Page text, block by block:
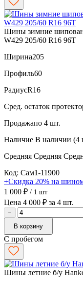
Шины зимние
W429 205/60 R16 96T
Ширина205
Профиль60
РадиусR16
Сред. остаток
Продажапо 4 шт.
Наличие В наличии (4
Средняя Средняя
Код: Сам1-11900
+Скидка 20% на
1 000 ₽ / 1 шт
Цена 4 000 ₽ за 4 шт.
−
В корзину
С пробегом
Шины летние б/у